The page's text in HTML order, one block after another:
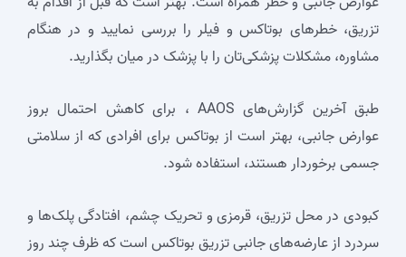
تزریق، خطرهای بوتاکس و فیلر را بررسی نمایید و در هنگام
مشاوره، مشکلات پزشکی‌تان را با پزشک در میان بگذارید.
طبق آخرین گزارش‌های AAOS ، برای کاهش احتمال بروز
عوارض جانبی، بهتر است از بوتاکس برای افرادی که از سلامتی
جسمی برخوردار هستند، استفاده شود.
کبودی در محل تزریق، قرمزی و تحریک چشم، افتادگی پلک‌ها و
سردرد از عارضه‌های جانبی تزریق بوتاکس است که ظرف چند روز